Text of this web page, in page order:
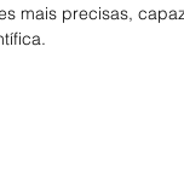
mais precisas,